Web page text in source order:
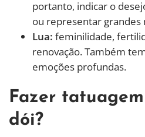
portanto, indicar o
ou representar grandes
Lua: feminilidade,
renovação. Também
emoções profundas.
Fazer
dói?